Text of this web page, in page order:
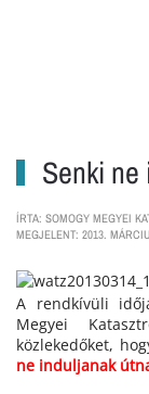
Senki
ÍRTA: SOMOGY MEGYEI
MEGJELENT: 2013.
A rendkívüli
Megyei
közlekedőket,
ne induljanak